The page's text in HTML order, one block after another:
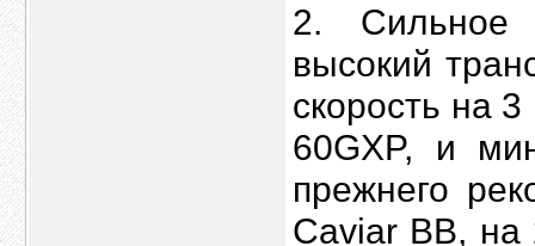
2. Сильное
высокий
скорость на
60GXP, и
прежнего
Caviar BB, на